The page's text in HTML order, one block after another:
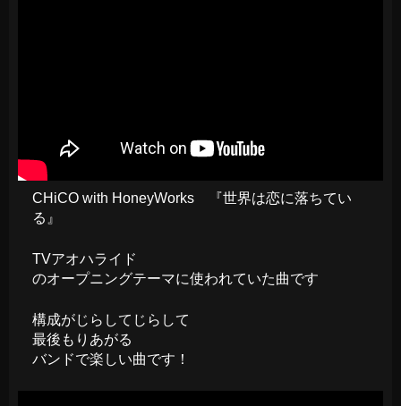
CHiCO with HoneyWorks 『世界は恋に落ちてい
る』
TVアオハライド
のオープニングテーマに使われていた曲です
構成がじらしてじらして
最後もりあがる
バンドで楽しい曲です！